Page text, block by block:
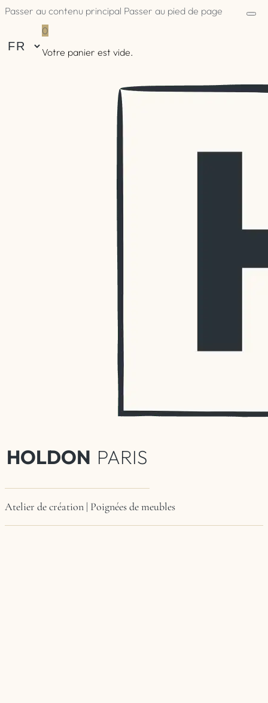
Passer au contenu principal Passer au pied de page
0
Votre panier est vide.
HOLDON PARIS
Atelier de création | Poignées de meubles